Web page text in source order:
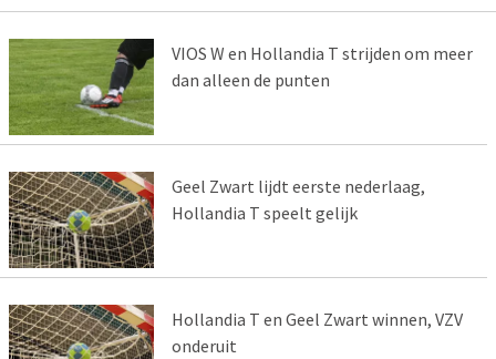
VIOS W en Hollandia T strijden om meer
dan alleen de punten
Geel Zwart lijdt eerste nederlaag,
Hollandia T speelt gelijk
Hollandia T en Geel Zwart winnen, VZV
onderuit